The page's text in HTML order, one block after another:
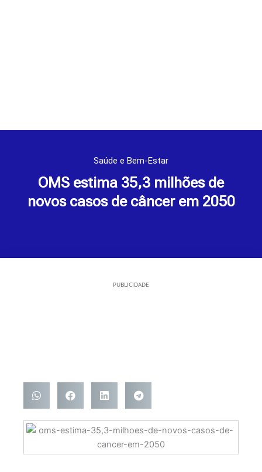
Saúde e Bem-Estar
OMS estima 35,3 milhões de
novos casos de câncer em 2050
PUBLICIDADE